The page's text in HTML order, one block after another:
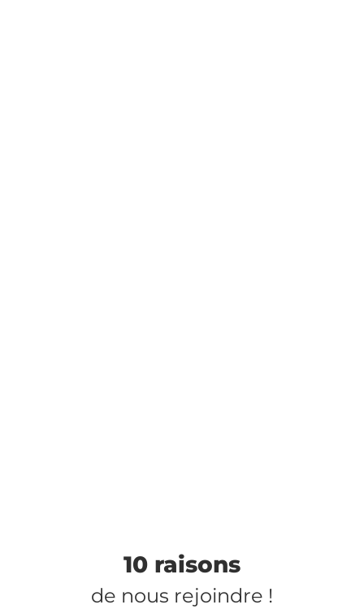
10 raisons
de nous rejoindre !